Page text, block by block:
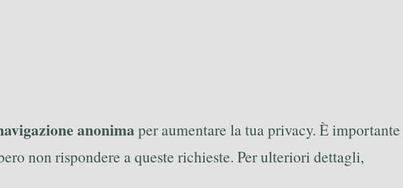
anonimaper aumentare la tua privacy. È importante
non rispondere a queste richieste. Per ulteriori dettagli,